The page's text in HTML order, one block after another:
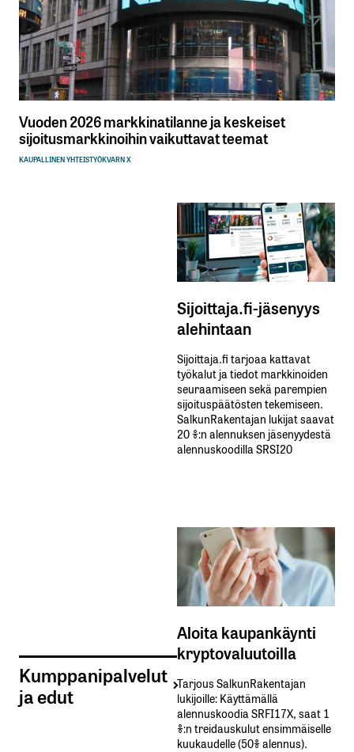
Vuoden 2026 markkinatilanne ja keskeiset
sijoitusmarkkinoihin vaikuttavat teemat
KAUPALLINEN YHTEISTYÖKVARN X
Kumppanipalvelut
ja edut
Sijoittaja.fi-jäsenyys
alehintaan
Sijoittaja.fi tarjoaa kattavat
työkalut ja tiedot markkinoiden
seuraamiseen sekä parempien
sijoituspäätösten tekemiseen.
SalkunRakentajan lukijat saavat
20 %:n alennuksen jäsenyydestä
alennuskoodilla SRSI20
Aloita kaupankäynti
kryptovaluutoilla
Tarjous SalkunRakentajan
lukijoille: Käyttämällä​ ​
alennuskoodia​ ​SRFI17X,​ ​saat​ ​1
%:n treidauskulut​ ​ensimmäiselle​ ​
kuukaudelle​ ​(50%​ ​alennus).